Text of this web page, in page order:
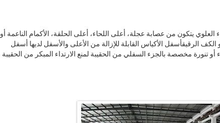
سلامة الخياطة. البناء العلوي يتكون من عصابة عجلة، أعلى اللحاء، أعلى الحلقة، الأكمام الناعمة أو
الكف الرقيقأسفل الأكياس القابلة للإزالة من الأعلى والأسفل لديها أسفل
مخصصة بالجزء السفلي من الحقيبة لمنع الارتداء المبكر من الحقيبة